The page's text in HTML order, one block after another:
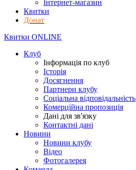
Інтернет-магазин
Квитки
Донат
Квитки ONLINE
Клуб
Інформація по клуб
Історія
Досягнення
Партнери клубу
Соціальна відповідальність
Комерційна пропозиція
Дані для зв'язку
Контактні дані
Новини
Новини клубу
Відео
Фотогалерея